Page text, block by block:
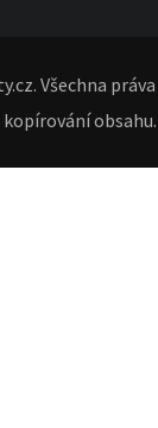
Všechna
kopírování obsahu.